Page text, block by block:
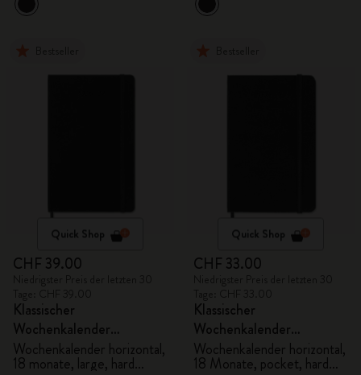
Quick Shop
CHF 39.00
Klassischer
Wochenkalender
2026/2027
Wochenkalender horizontal,
18 monate, large, hard
Quick Shop
CHF 33.00
Klassischer
Wochenkalender
2026/2027
Wochenkalender horizontal,
18 Monate, pocket, hard